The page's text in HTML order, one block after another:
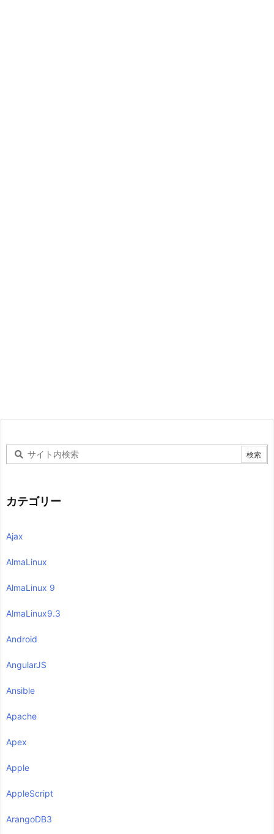
カテゴリー
Ajax
AlmaLinux
AlmaLinux 9
AlmaLinux9.3
Android
AngularJS
Ansible
Apache
Apex
Apple
AppleScript
ArangoDB3